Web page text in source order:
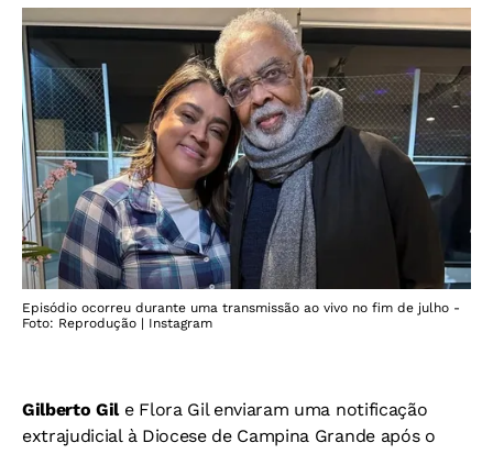
Episódio ocorreu durante uma transmissão ao vivo no fim de julho -
Foto: Reprodução | Instagram
Gilberto Gile Flora Gil enviaram uma notificação
extrajudicial à Diocese de Campina Grande após o